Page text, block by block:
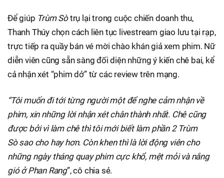
Để giúp Trùm Sòtrụ lại trong cuộc chiến doanh thu,
Thanh Thúy chọn cách liên tục livestream giao lưu tại rạp,
trực tiếp ra quầy bán vé mời chào khán giả xem phim. Nữ
diễn viên cũng sẵn sàng đối diện những ý kiến chê bai, kể
cả nhận xét “phim dở” từ các review trên mạng.
“Tôi muốn đi tới từng người một để nghe cảm nhận về
phim, xin những lời nhận xét chân thành nhất. Chê cũng
được bởi vì làm chê thì tôi mới biết làm phần 2 Trùm
Sò sao cho hay hơn. Còn khen thì là lời động viên cho
những ngày tháng quay phim cực khổ, mệt mỏi và nắng
gió ở Phan Rang”, cô chia sẻ.